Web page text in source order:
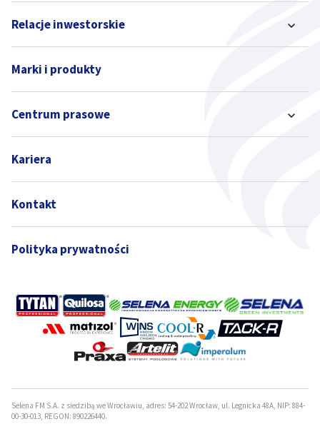
Relacje inwestorskie
Marki i produkty
Centrum prasowe
Kariera
Kontakt
Polityka prywatności
Selena FM S.A. z siedzibą we Wrocławiu, adres: 54-202 Wrocław, ul. Legnicka 48A, NIP: 884-
00-30-013, REGON: 890226440.